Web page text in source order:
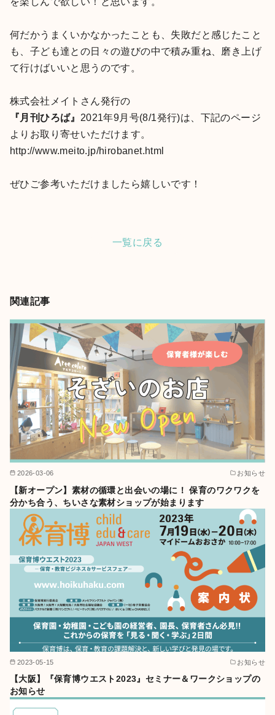
何だかうまくいかなかったことも、失敗だと感じたこと
も、子ども達との日々の遊びの中で積み重ね、磨き上げ
て行けばいいと思うのです。
株式会社メイトさん発行の
『月刊ひろば』 2021年9月号(8/1発行)は、下記のページ
よりお取り寄せいただけます。
http://www.meito.jp/hirobanet.html
ぜひご参考いただけましたら嬉しいです！
一覧に戻る
関連記事
2026-03-06 お知らせ
【新オープン】素材の循環と出会いの場に！ 保育のワクワクを
分かち合う、ちいさな素材ショップが始まります
2023-05-15 お知らせ
【大阪】『保育博ウエスト2023』セミナー＆ワークショップの
お知らせ